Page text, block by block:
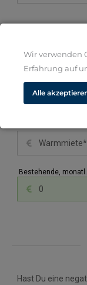
💶
Bestehende,
Hast Du eine
Wir verwenden
Erfahrung auf
Alle